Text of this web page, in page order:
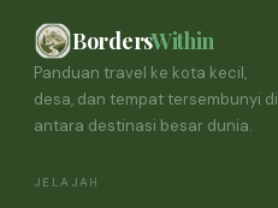
BordersWithin
Panduan travel ke kota kecil,
desa, dan tempat tersembunyi di
antara destinasi besar dunia.
JELAJAH